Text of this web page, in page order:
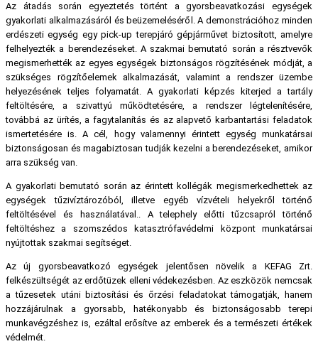
Az átadás során egyeztetés történt a gyorsbeavatkozási egységek
gyakorlati alkalmazásáról és beüzemeléséről. A demonstrációhoz minden
erdészeti egység egy pick-up terepjáró gépjárművet biztosított, amelyre
felhelyezték a berendezéseket. A szakmai bemutató során a résztvevők
megismerhették az egyes egységek biztonságos rögzítésének módját, a
szükséges rögzítőelemek alkalmazását, valamint a rendszer üzembe
helyezésének teljes folyamatát. A gyakorlati képzés kiterjed a tartály
feltöltésére, a szivattyú működtetésére, a rendszer légtelenítésére,
továbbá az ürítés, a fagytalanítás és az alapvető karbantartási feladatok
ismertetésére is. A cél, hogy valamennyi érintett egység munkatársai
biztonságosan és magabiztosan tudják kezelni a berendezéseket, amikor
arra szükség van.
A gyakorlati bemutató során az érintett kollégák megismerkedhettek az
egységek tűzivíztározóból, illetve egyéb vízvételi helyekről történő
feltöltésével és használatával.. A telephely előtti tűzcsapról történő
feltöltéshez a szomszédos katasztrófavédelmi központ munkatársai
nyújtottak szakmai segítséget.
Az új gyorsbeavatkozó egységek jelentősen növelik a KEFAG Zrt.
felkészültségét az erdőtüzek elleni védekezésben. Az eszközök nemcsak
a tűzesetek utáni biztosítási és őrzési feladatokat támogatják, hanem
hozzájárulnak a gyorsabb, hatékonyabb és biztonságosabb terepi
munkavégzéshez is, ezáltal erősítve az emberek és a természeti értékek
védelmét.